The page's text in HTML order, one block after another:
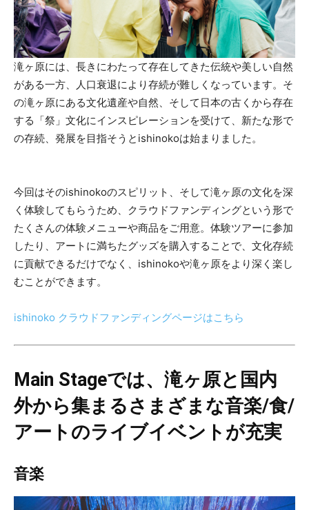
滝ヶ原には、長きにわたって存在してきた伝統や美しい自然
がある一方、人口衰退により存続が難しくなっています。そ
の滝ヶ原にある文化遺産や自然、そして日本の古くから存在
する「祭」文化にインスピレーションを受けて、新たな形で
の存続、発展を目指そうとishinokoは始まりました。
今回はそのishinokoのスピリット、そして滝ヶ原の文化を深
く体験してもらうため、クラウドファンディングという形で
たくさんの体験メニューや商品をご用意。体験ツアーに参加
したり、アートに満ちたグッズを購入することで、文化存続
に貢献できるだけでなく、ishinokoや滝ヶ原をより深く楽し
むことができます。
ishinoko クラウドファンディングページはこちら
Main Stageでは、滝ヶ原と国内
外から集まるさまざまな音楽/食/
アートのライブイベントが充実
音楽